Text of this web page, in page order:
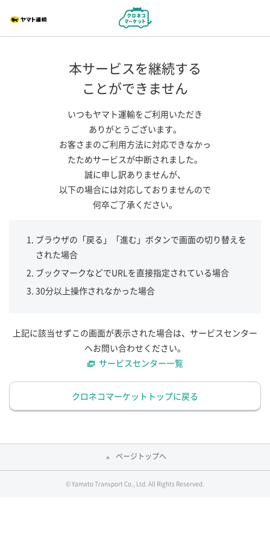
本サービスを継続する
ことができません
いつもヤマト運輸をご利用いただき
ありがとうございます。
お客さまのご利用方法に対応できなかっ
たためサービスが中断されました。
誠に申し訳ありませんが、
以下の場合には対応しておりませんので
何卒ご了承ください。
ブラウザの「戻る」「進む」ボタンで画面の切り替えを
された場合
ブックマークなどでURLを直接指定されている場合
30分以上操作されなかった場合
上記に該当せずこの画面が表示された場合は、サービスセンター
へお問い合わせください。
サービスセンター一覧
クロネコマーケットトップに戻る
ページトップへ
© Yamato Transport Co., Ltd. All Rights Reserved.